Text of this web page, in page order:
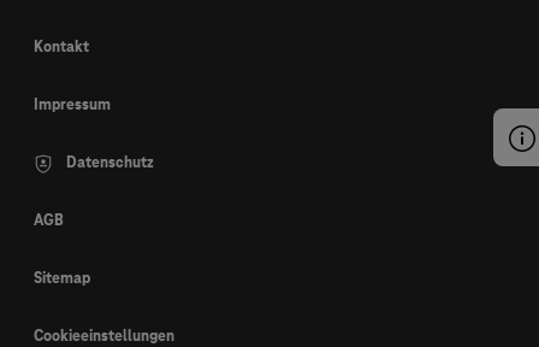
Kontakt
Impressum
Datenschutz
AGB
Sitemap
Cookieeinstellungen